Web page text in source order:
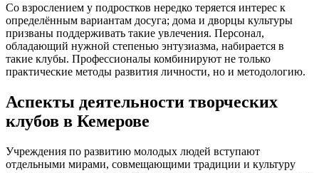
Со взрослением у подростков нередко теряется интерес к
определённым вариантам досуга; дома и дворцы культуры
призваны поддерживать такие увлечения. Персонал,
обладающий нужной степенью энтузиазма, набирается в
такие клубы. Профессионалы комбинируют не только
практические методы развития личности, но и методологию.
Аспекты деятельности творческих
клубов в Кемерове
Учреждения по развитию молодых людей вступают
отдельными мирами, совмещающими традиции и культуру